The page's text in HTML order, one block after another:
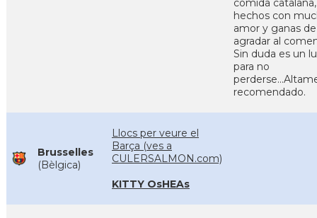
comida catalana,
hechos con
amor y ganas de
agradar al
Sin duda es un
para no
recomendado.
Brusselles
(Bèlgica)
Llocs per veure el
Barça (ves a
CULERSALMON.com)
KITTY OsHEAs